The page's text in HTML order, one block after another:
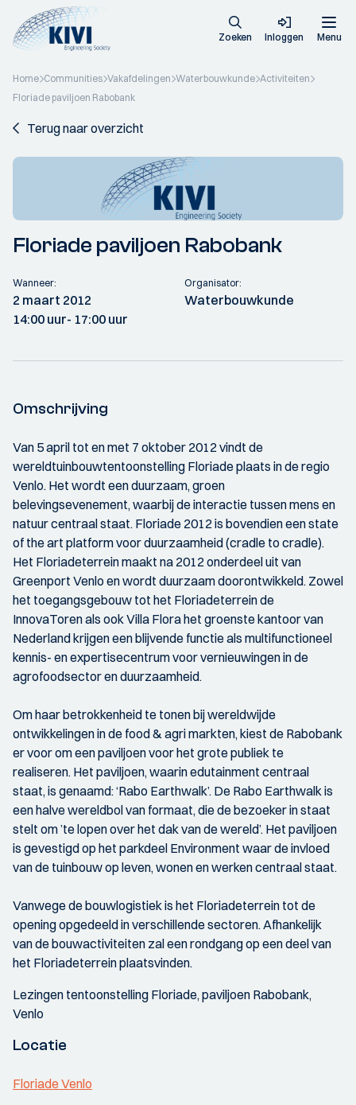
Zoeken Inloggen Menu
Home Communities Vakafdelingen Waterbouwkunde Activiteiten
Floriade paviljoen Rabobank
Terug naar overzicht
Floriade paviljoen Rabobank
Wanneer:
2 maart 2012
14:00 uur- 17:00 uur
Organisator:
Waterbouwkunde
Omschrijving
Van 5 april tot en met 7 oktober 2012 vindt de
wereldtuinbouwtentoonstelling Floriade plaats in de regio
Venlo. Het wordt een duurzaam, groen
belevingsevenement, waarbij de interactie tussen mens en
natuur centraal staat. Floriade 2012 is bovendien een state
of the art platform voor duurzaamheid (cradle to cradle).
Het Floriadeterrein maakt na 2012 onderdeel uit van
Greenport Venlo en wordt duurzaam doorontwikkeld. Zowel
het toegangsgebouw tot het Floriadeterrein de
InnovaToren als ook Villa Flora het groenste kantoor van
Nederland krijgen een blijvende functie als multifunctioneel
kennis- en expertisecentrum voor vernieuwingen in de
agrofoodsector en duurzaamheid.
Om haar betrokkenheid te tonen bij wereldwijde
ontwikkelingen in de food & agri markten, kiest de Rabobank
er voor om een paviljoen voor het grote publiek te
realiseren. Het paviljoen, waarin edutainment centraal
staat, is genaamd: ‘Rabo Earthwalk’. De Rabo Earthwalk is
een halve wereldbol van formaat, die de bezoeker in staat
stelt om ’te lopen over het dak van de wereld’. Het paviljoen
is gevestigd op het parkdeel Environment waar de invloed
van de tuinbouw op leven, wonen en werken centraal staat.
Vanwege de bouwlogistiek is het Floriadeterrein tot de
opening opgedeeld in verschillende sectoren. Afhankelijk
van de bouwactiviteiten zal een rondgang op een deel van
het Floriadeterrein plaatsvinden.
Lezingen tentoonstelling Floriade, paviljoen Rabobank,
Venlo
Locatie
Floriade Venlo